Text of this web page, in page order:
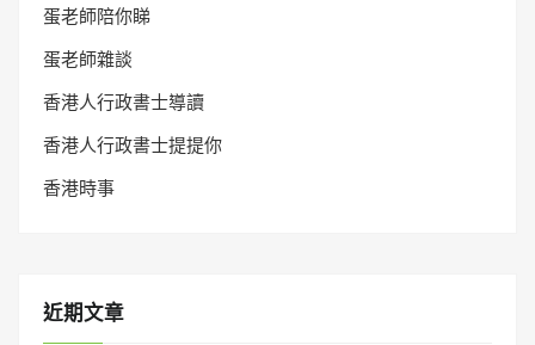
蛋老師陪你睇
蛋老師雜談
香港人行政書士導讀
香港人行政書士提提你
香港時事
近期文章